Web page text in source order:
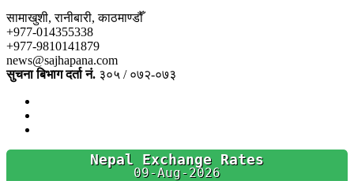
सामाखुशी, रानीबारी, काठमाण्डौँ
+977-014355338
+977-9810141879
news@sajhapana.com
सुचना बिभाग दर्ता नं. ३०५ / ०७२-०७३